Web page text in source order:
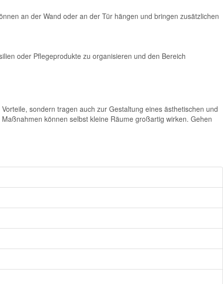
an der Wand oder an der Tür hängen und bringen zusätzlichen
oder Pflegeprodukte zu organisieren und den Bereich
sondern tragen auch zur Gestaltung eines ästhetischen und
können selbst kleine Räume großartig wirken. Gehen